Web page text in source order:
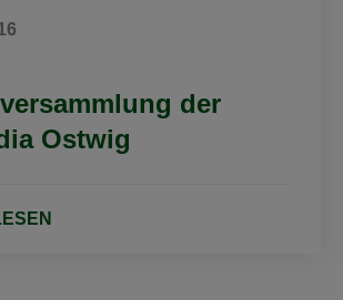
der
Ostwig